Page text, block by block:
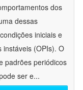
dos
dessas
iniciais e
instáveis (OPIs). O
padrões periódicos
ser e...